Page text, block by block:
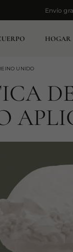
Envío
Envío
HOGAR
UNIDO